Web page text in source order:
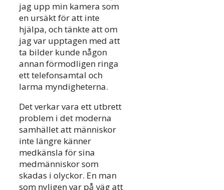
jag upp min kamera som
en ursäkt för att inte
hjälpa, och tänkte att om
jag var upptagen med att
ta bilder kunde någon
annan förmodligen ringa
ett telefonsamtal och
larma myndigheterna.
Det verkar vara ett utbrett
problem i det moderna
samhället att människor
inte längre känner
medkänsla för sina
medmänniskor som
skadas i olyckor. En man
som nyligen var på väg att